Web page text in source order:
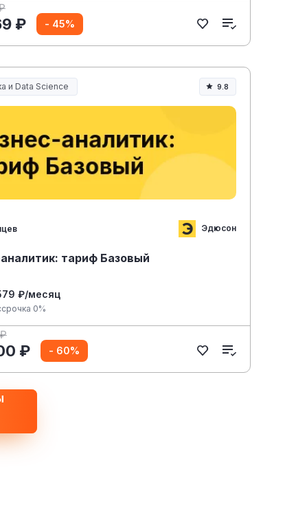
₽ - 45%
и Data Science 9.8
Эдюсон
тариф Базовый
₽/месяц
0%
₽ - 60%